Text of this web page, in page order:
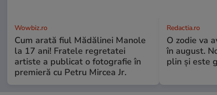
Wowbiz.ro
Cum arată fiul Mădălinei Manole
la 17 ani! Fratele regretatei
artiste a publicat o fotografie în
premieră cu Petru Mircea Jr.
Redactia.ro
O zodie va
în august.
plin și este